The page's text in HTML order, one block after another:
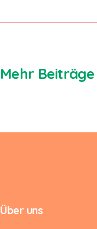
Mehr Beiträge
Über uns